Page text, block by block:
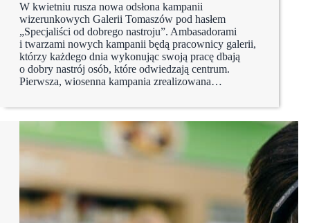
W kwietniu rusza nowa odsłona kampanii
wizerunkowych Galerii Tomaszów pod hasłem
„Specjaliści od dobrego nastroju”. Ambasadorami
i twarzami nowych kampanii będą pracownicy galerii,
którzy każdego dnia wykonując swoją pracę dbają
o dobry nastrój osób, które odwiedzają centrum.
Pierwsza, wiosenna kampania zrealizowana…